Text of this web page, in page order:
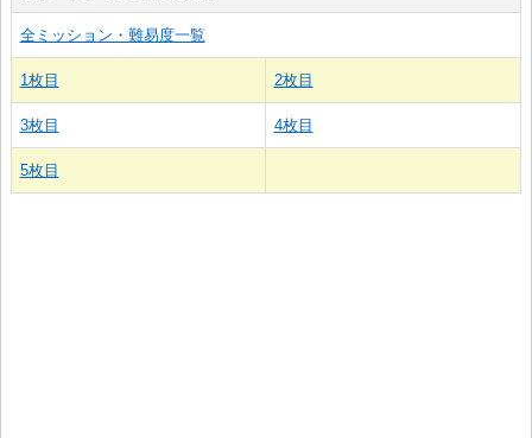
全ミッション・難易度一覧
1枚目 2枚目
3枚目 4枚目
5枚目